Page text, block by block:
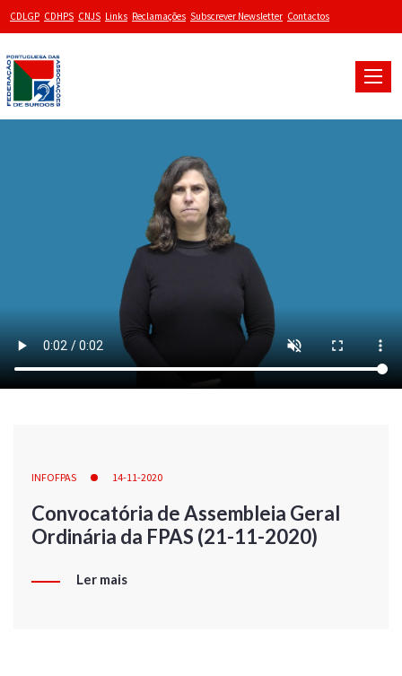
CDLGP CDHPS CNJS Links Reclamações Subscrever Newsletter Contactos
Toggle
INFOFPAS 14-11-2020
Convocatória de Assembleia Geral
Ordinária da FPAS (21-11-2020)
Ler mais